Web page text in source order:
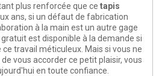
plus renforcée que ce tapis
ans, si un défaut de fabrication
à la main est un autre gage
est disponible à la demande si
travail méticuleux. Mais si vous ne
vous accorder ce petit plaisir, vous
en toute confiance.